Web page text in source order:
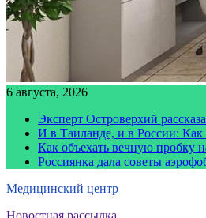
6 августа, 2026
Эксперт Островерхий
И в Таиланде, и в России: Как
Как объехать вечную пробку
Россиянка дала советы
Медицинский центр
Новостная рассылка